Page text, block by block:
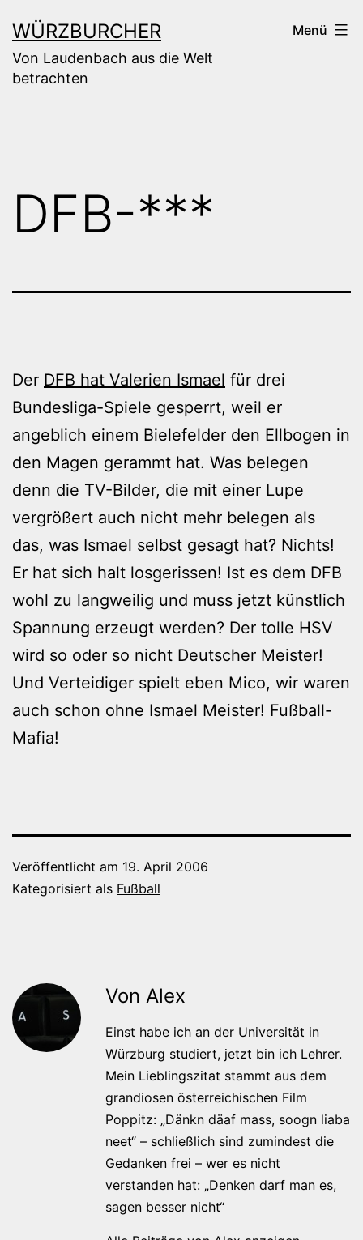
Inhalt
springen
WÜRZBURCHER
Von Laudenbach aus die Welt
betrachten
Menü
DFB-***
Der DFB hat Valerien Ismael für drei
Bundesliga-Spiele gesperrt, weil er
angeblich einem Bielefelder den Ellbogen in
den Magen gerammt hat. Was belegen
denn die TV-Bilder, die mit einer Lupe
vergrößert auch nicht mehr belegen als
das, was Ismael selbst gesagt hat? Nichts!
Er hat sich halt losgerissen! Ist es dem DFB
wohl zu langweilig und muss jetzt künstlich
Spannung erzeugt werden? Der tolle HSV
wird so oder so nicht Deutscher Meister!
Und Verteidiger spielt eben Mico, wir waren
auch schon ohne Ismael Meister! Fußball-
Mafia!
Veröffentlicht am 19. April 2006
Kategorisiert als Fußball
Von Alex
Einst habe ich an der Universität in
Würzburg studiert, jetzt bin ich Lehrer.
Mein Lieblingszitat stammt aus dem
grandiosen österreichischen Film
Poppitz: „Dänkn däaf mass, soogn liaba
neet“ – schließlich sind zumindest die
Gedanken frei – wer es nicht
verstanden hat: „Denken darf man es,
sagen besser nicht“